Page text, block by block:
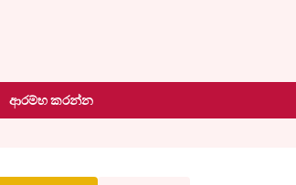
ආරම්භ කරන්න